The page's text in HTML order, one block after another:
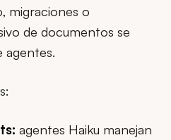
migraciones o
de documentos se
agentes.
agentes Haiku manejan